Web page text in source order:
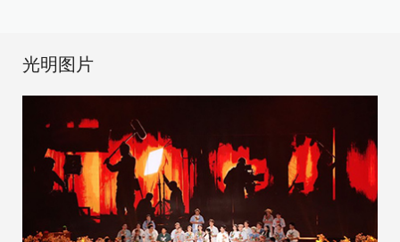
光明图片